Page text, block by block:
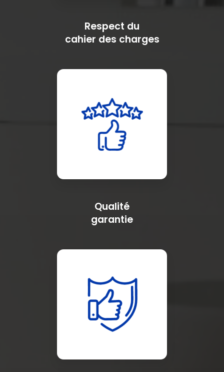
Respect du
cahier des charges
Qualité
garantie